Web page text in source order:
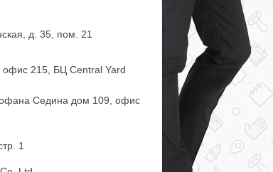
д. 35, пом. 21
офис 215, БЦ Central Yard
Седина дом 109, офис
1